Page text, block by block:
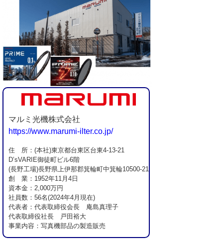
マルミ光機株式会社
https://www.marumi-ilter.co.jp/
住 所：(本社)東京都台東区台東4-13-21
D’sVARIE御徒町ビル6階
(長野工場)長野県上伊那郡箕輪町中箕輪10500-21
創 業：1952年11月4日
資本金：2,000万円
社員数：56名(2024年4月現在)
代表者：代表取締役会長 庵島真理子
代表取締役社長 戸田裕大
事業内容：写真機部品の製造販売